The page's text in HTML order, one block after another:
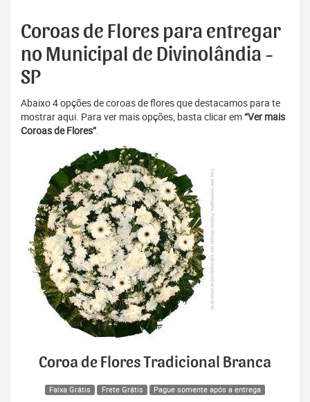
Coroas de Flores para entregar
no Municipal de Divinolândia -
SP
Abaixo 4 opções de coroas de flores que destacamos para te
mostrar aqui. Para ver mais opções, basta clicar em“Ver mais
Coroas de Flores”.
Coroa de Flores Tradicional Branca
Faixa Grátis Frete Grátis Pague somente após a entrega